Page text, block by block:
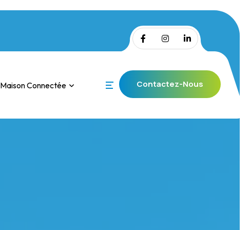
Maison Connectée
Contactez-Nous